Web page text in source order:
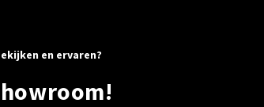
en ervaren?